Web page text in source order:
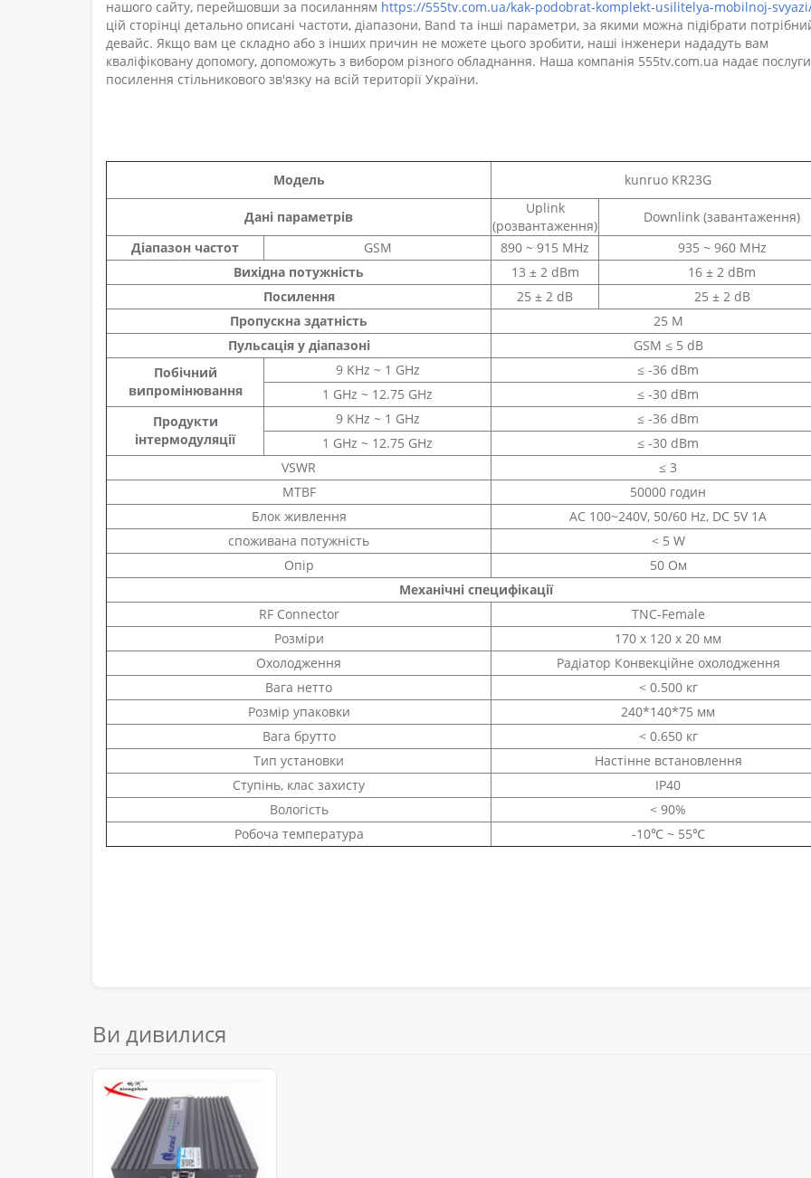
нашого сайту, перейшовши за посиланням https://555tv.com.ua/kak-podobrat-komplekt-usilitelya-mobilnoj-
цій сторінці детально описані частоти, діапазони, Band та інші параметри, за якими можна підібрати
девайс. Якщо вам це складно або з інших причин не можете цього зробити, наші інженери нададуть вам
кваліфіковану допомогу, допоможуть з вибором різного обладнання. Наша компанія 555tv.com.ua надає
посилення стільникового зв'язку на всій території України.
Модель kunruo KR23G
Дані параметрів
Uplink
(розвантаження)
Downlink (завантаження)
Діапазон частот
GSM 890 ~ 915 MHz
935 ~ 960 MHz
Вихідна потужність
13 ± 2 dBm
16 ± 2 dBm
Посилення
25 ± 2 dB
25 ± 2 dB
Пропускна здатність
25 M
Пульсація у діапазоні
GSM ≤ 5 dB
Побічний
випромінювання
9 KHz ~ 1 GHz
≤ -36 dBm
1 GHz ~ 12.75 GHz
≤ -30 dBm
Продукти
інтермодуляції
9 KHz ~ 1 GHz
≤ -36 dBm
1 GHz ~ 12.75 GHz
≤ -30 dBm
VSWR
≤ 3
MTBF
50000 годин
Блок живлення
AC 100~240V, 50/60 Hz, DC 5V 1A
споживана потужність
< 5 W
Опір
50 Ом
Механічні специфікації
RF Connector
TNC-Female
Розміри
170 x 120 x 20 мм
Охолодження
Радіатор Конвекційне охолодження
Вага нетто
< 0.500 кг
Розмір упаковки
240*140*75 мм
Вага брутто
< 0.650 кг
Тип установки
Настінне встановлення
Ступінь, клас захисту
IP40
Вологість
< 90%
Робоча температура
-10℃ ~ 55℃
Ви дивилися